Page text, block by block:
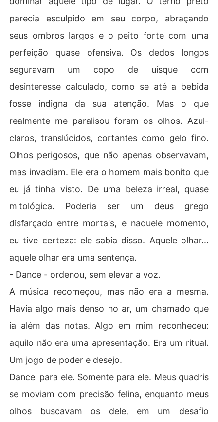
parecia esculpido em seu corpo, abraçando
seus ombros largos e o peito forte com uma
perfeição quase ofensiva. Os dedos longos
seguravam um copo de uísque com
desinteresse calculado, como se até a bebida
fosse indigna da sua atenção. Mas o que
realmente me paralisou foram os olhos. Azul-
claros, translúcidos, cortantes como gelo fino.
Olhos perigosos, que não apenas observavam,
mas invadiam. Ele era o homem mais bonito que
eu já tinha visto. De uma beleza irreal, quase
mitológica. Poderia ser um deus grego
disfarçado entre mortais, e naquele momento,
eu tive certeza: ele sabia disso. Aquele olhar...
aquele olhar era uma sentença.
- Dance - ordenou, sem elevar a voz.
A música recomeçou, mas não era a mesma.
Havia algo mais denso no ar, um chamado que
ia além das notas. Algo em mim reconheceu:
aquilo não era uma apresentação. Era um ritual.
Um jogo de poder e desejo.
Dancei para ele. Somente para ele. Meus quadris
se moviam com precisão felina, enquanto meus
olhos buscavam os dele, em um desafio